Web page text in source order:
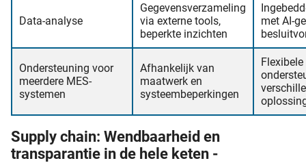
Data-analyse
Gegevensverzameling
via externe tools,
beperkte inzichten
met AI-
Ondersteuning voor
meerdere MES-
systemen
Afhankelijk van
maatwerk en
systeembeperkingen
Flexibele
Supply chain: Wendbaarheid en
transparantie in de hele keten -